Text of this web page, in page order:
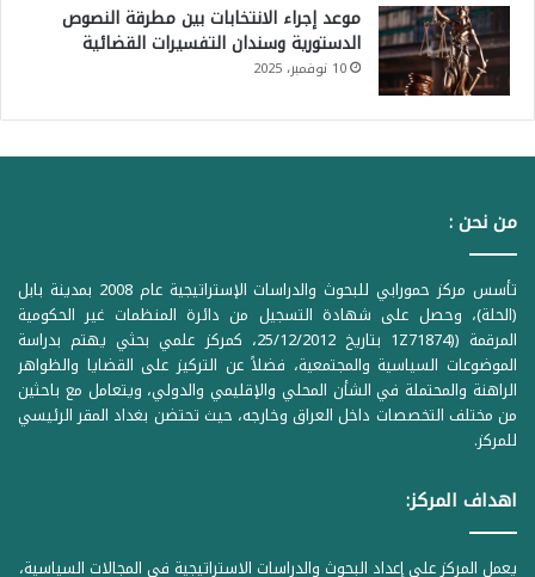
موعد إجراء الانتخابات بين مطرقة النصوص
الدستورية وسندان التفسيرات القضائية
10 نوفمبر، 2025
من نحن :
تأسس مركز حمورابي للبحوث والدراسات الإستراتيجية عام 2008 بمدينة بابل
(الحلة)، وحصل على شهادة التسجيل من دائرة المنظمات غير الحكومية
المرقمة ((1Z71874 بتاريخ 25/12/2012، كمركز علمي بحثي يهتم بدراسة
الموضوعات السياسية والمجتمعية، فضلاً عن التركيز على القضايا والظواهر
الراهنة والمحتملة في الشأن المحلي والإقليمي والدولي، ويتعامل مع باحثين
من مختلف التخصصات داخل العراق وخارجه، حيث تحتضن بغداد المقر الرئيسي
للمركز.
اهداف المركز:
يعمل المركز على إعداد البحوث والدراسات الاستراتيجية في المجالات السياسية،